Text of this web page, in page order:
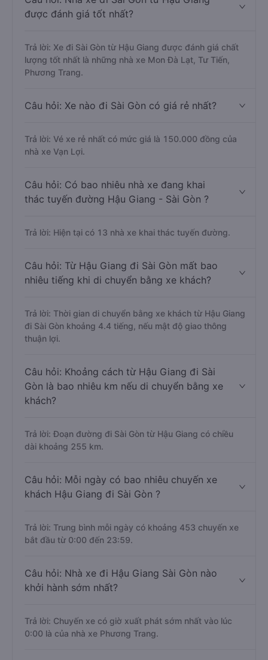
được đánh giá tốt nhất?
Trả lời: Xe đi Sài Gòn từ Hậu Giang được đánh giá chất
lượng tốt nhất là những nhà xe Mon Đà Lạt, Tư Tiến,
Phương Trang.
Câu hỏi: Xe nào đi Sài Gòn có giá rẻ nhất?
Trả lời: Vé xe rẻ nhất có mức giá là 150.000 đồng của
nhà xe Vạn Lợi.
Câu hỏi: Có bao nhiêu nhà xe đang khai
thác tuyến đường Hậu Giang - Sài Gòn ?
Trả lời: Hiện tại có 13 nhà xe khai thác tuyến đường.
Câu hỏi: Từ Hậu Giang đi Sài Gòn mất bao
nhiêu tiếng khi di chuyển bằng xe khách?
Trả lời: Thời gian di chuyển bằng xe khách từ Hậu Giang
đi Sài Gòn khoảng 4.4 tiếng, nếu mật độ giao thông
thuận lợi.
Câu hỏi: Khoảng cách từ Hậu Giang đi Sài
Gòn là bao nhiêu km nếu di chuyển bằng xe
khách?
Trả lời: Đoạn đường đi Sài Gòn từ Hậu Giang có chiều
dài khoảng 255 km.
Câu hỏi: Mỗi ngày có bao nhiêu chuyến xe
khách Hậu Giang đi Sài Gòn ?
Trả lời: Trung bình mỗi ngày có khoảng 453 chuyến xe
bắt đầu từ 0:00 đến 23:59.
Câu hỏi: Nhà xe đi Hậu Giang Sài Gòn nào
khởi hành sớm nhất?
Trả lời: Chuyến xe có giờ xuất phát sớm nhất vào lúc
0:00 là của nhà xe Phương Trang.